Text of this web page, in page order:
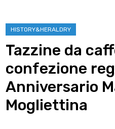
HISTORY&HERALDRY
Tazzine da
confezione
Anniversario
Mogliettina